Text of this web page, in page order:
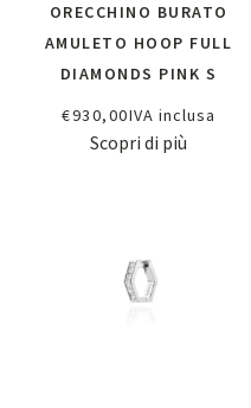
ORECCHINO BURATO
AMULETO HOOP FULL
DIAMONDS PINK S
€930,00IVA inclusa
Scopri di più